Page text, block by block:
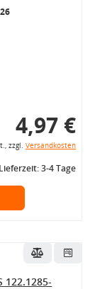
4,97 €
zzgl. Versandkosten
Lieferzeit: 3-4 Tage
122.1285-